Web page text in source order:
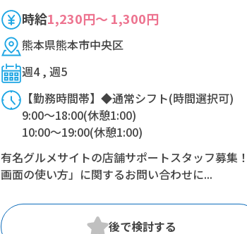
時給1,230円～ 1,300円
熊本県熊本市中央区
週4 , 週5
【勤務時間帯】◆通常シフト(時間選択可)
9:00〜18:00(休憩1:00)
10:00〜19:00(休憩1:00)
12:00〜21:00(休憩1:00)
※残業：0〜1時間程度/月
※時短：09:00~21:00 間にて6~8時間勤務に
有名グルメサイトの店舗サポートスタッフ募集
画面の使い方」に関するお問い合わせに...